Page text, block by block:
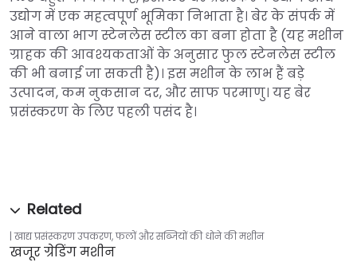
उद्योग में एक महत्वपूर्ण भूमिका निभाता है। बेर के संपर्क में
आने वाला भाग स्टेनलेस स्टील का बना होता है (यह मशीन
ग्राहक की आवश्यकताओं के अनुसार फुल स्टेनलेस स्टील
की भी बनाई जा सकती है)। इस मशीन के लाभ हैं बड़े
उत्पादन, कम नुकसान दर, और साफ परमाणु। यह बेर
प्रसंस्करण के लिए पहली पसंद है।
खाद्य प्रसंस्करण उपकरण,फलों और सब्जियों की धोने की मशीन
खजूर ग्रेडिंग मशीन